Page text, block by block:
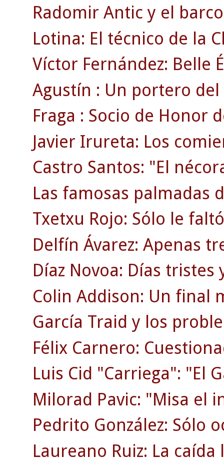
Radomir Antic y el
Lotina: El técnico de la
Víctor Fernández: Belle
Agustín : Un portero del
Fraga : Socio de Honor
Javier Irureta: Los
Castro Santos: "El
Las famosas palmadas
Txetxu Rojo: Sólo le
Delfín Ávarez: Apenas
Díaz Novoa: Días tristes
Colin Addison: Un final
García Traid y los
Félix Carnero:
Luis Cid "Carriega": "El
Milorad Pavic: "Misa el
Pedrito González: Sólo
Laureano Ruiz: La